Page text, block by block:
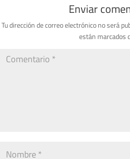
Enviar
Tu dirección de correo electrónico no será
están marcados